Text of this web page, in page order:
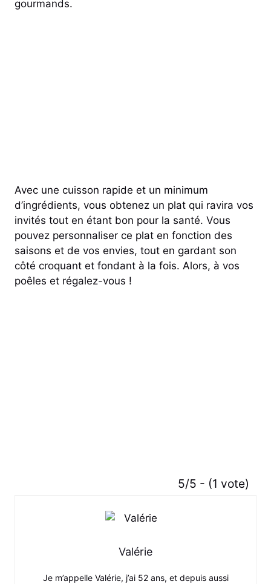
gourmands.
Avec une cuisson rapide et un minimum
d’ingrédients, vous obtenez un plat qui ravira vos
invités tout en étant bon pour la santé. Vous
pouvez personnaliser ce plat en fonction des
saisons et de vos envies, tout en gardant son
côté croquant et fondant à la fois. Alors, à vos
poêles et régalez-vous !
5/5 - (1 vote)
Valérie
Je m’appelle Valérie, j’ai 52 ans, et depuis aussi